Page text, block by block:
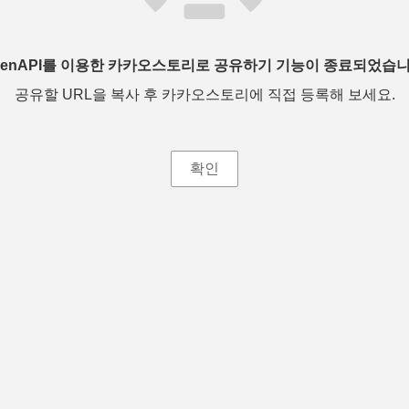
를 이용한 카카오스토리로 공유하기 기능이 종료되었습
공유할 URL을 복사 후 카카오스토리에 직접 등록해 보세요.
확인